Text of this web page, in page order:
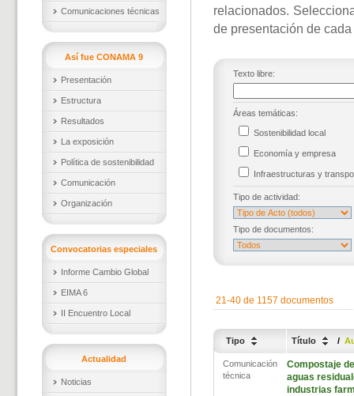
Comunicaciones técnicas
Así fue CONAMA 9
Presentación
Estructura
Resultados
La exposición
Política de sostenibilidad
Comunicación
Organización
Convocatorias especiales
Informe Cambio Global
EIMA 6
II Encuentro Local
Actualidad
Noticias
relacionados.
de presentación de
Texto libre:
Áreas temáticas:
Sostenibilidad local
Economía y empresa
Infraestructuras y
Tipo de actividad:
Tipo de documentos:
21-40 de 1157 documentos
Tipo Título /
Comunicación
técnica
Compostaje
aguas
industrias